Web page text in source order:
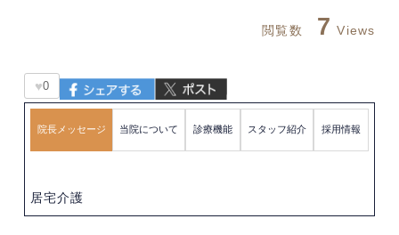
閲覧数 7 Views
♥0
院長メッセージ 当院について 診療機能 スタッフ紹介 採用情報
居宅介護